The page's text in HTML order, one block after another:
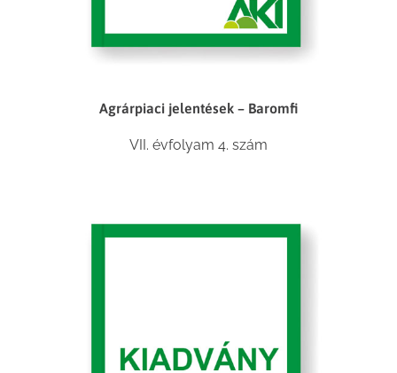
Agrárpiaci jelentések – Baromfi
VII. évfolyam 4. szám